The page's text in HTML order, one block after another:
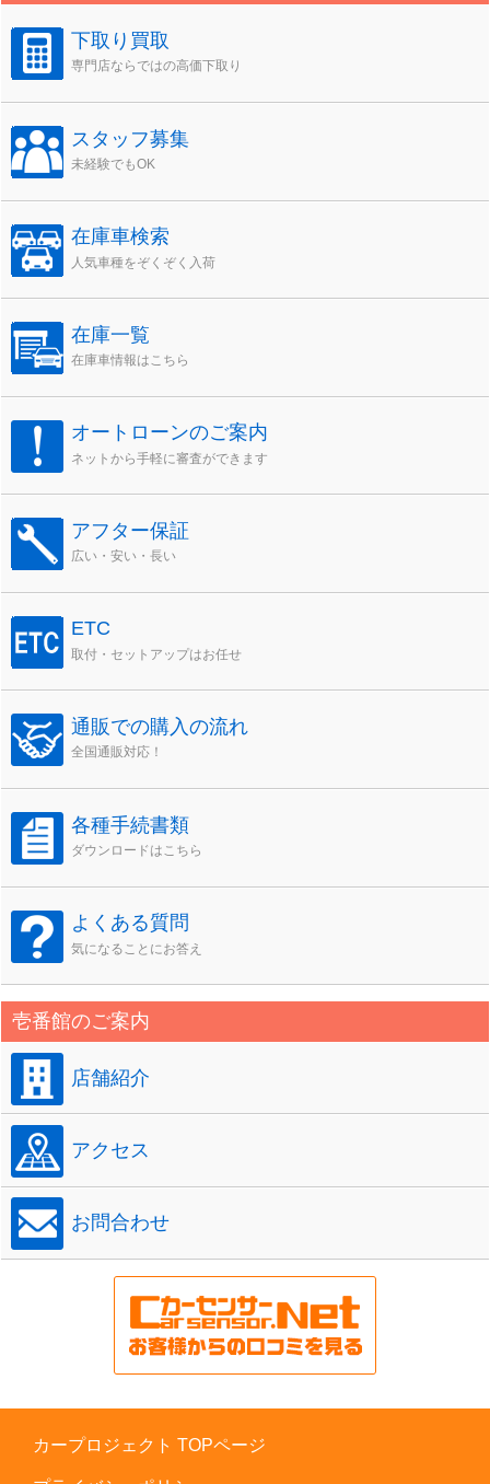
下取り買取
専門店ならではの高価下取り
スタッフ募集
未経験でもOK
在庫車検索
人気車種をぞくぞく入荷
在庫一覧
在庫車情報はこちら
オートローンのご案内
ネットから手軽に審査ができます
アフター保証
広い・安い・長い
ETC
取付・セットアップはお任せ
通販での購入の流れ
全国通販対応！
各種手続書類
ダウンロードはこちら
よくある質問
気になることにお答え
壱番館のご案内
店舗紹介
アクセス
お問合わせ
カープロジェクト TOPページ